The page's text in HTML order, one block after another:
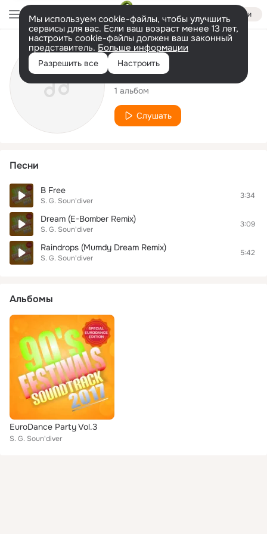
Войти
Мы используем cookie-файлы, чтобы улучшить
сервисы для вас. Если ваш возраст менее 13 лет,
настроить cookie-файлы должен ваш законный
представитель. Больше информации
Разрешить все Настроить
Исполнитель
S. G. Soun'diver
1 альбом
Слушать
Песни
B Free
S. G. Soun'diver
3:34
Dream (E-Bomber Remix)
S. G. Soun'diver
3:09
Raindrops (Mumdy Dream Remix)
S. G. Soun'diver
5:42
Альбомы
EuroDance Party Vol.3
S. G. Soun'diver